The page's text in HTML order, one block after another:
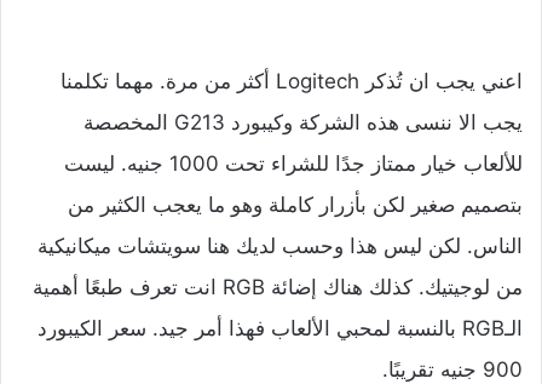
اعني يجب ان تُذكر Logitech أكثر من مرة. مهما تكلمنا
يجب الا ننسى هذه الشركة وكيبورد G213 المخصصة
للألعاب خيار ممتاز جدًا للشراء تحت 1000 جنيه. ليست
بتصميم صغير لكن بأزرار كاملة وهو ما يعجب الكثير من
الناس. لكن ليس هذا وحسب لديك هنا سويتشات ميكانيكية
من لوجيتيك. كذلك هناك إضائة RGB انت تعرف طبعًا أهمية
الـRGB بالنسبة لمحبي الألعاب فهذا أمر جيد. سعر الكيبورد
900 جنيه تقريبًا.